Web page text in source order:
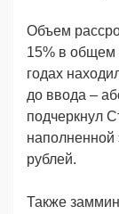
Объем
15% в общем
годах
до ввода –
подчеркнул
наполненной
рублей.
Также